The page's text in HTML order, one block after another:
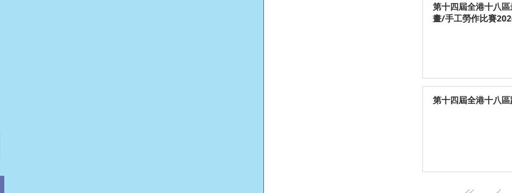
第十四屆全港十八
畫/手工勞作比賽
第十四屆全港十八